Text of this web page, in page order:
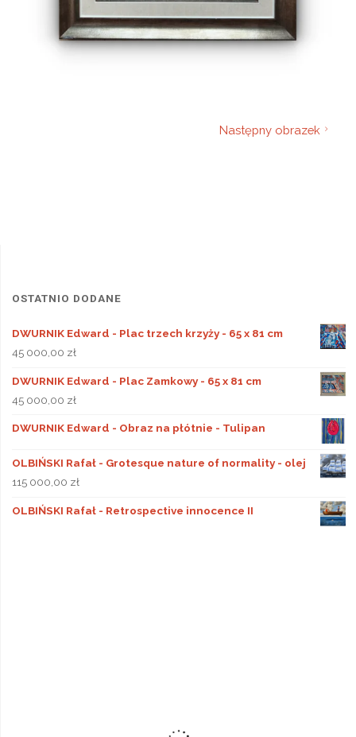
Następny obrazek
OSTATNIO DODANE
DWURNIK Edward - Plac trzech krzyży - 65 x 81 cm
45 000,00 zł
DWURNIK Edward - Plac Zamkowy - 65 x 81 cm
45 000,00 zł
DWURNIK Edward - Obraz na płótnie - Tulipan
OLBIŃSKI Rafał - Grotesque nature of normality - olej
115 000,00 zł
OLBIŃSKI Rafał - Retrospective innocence II